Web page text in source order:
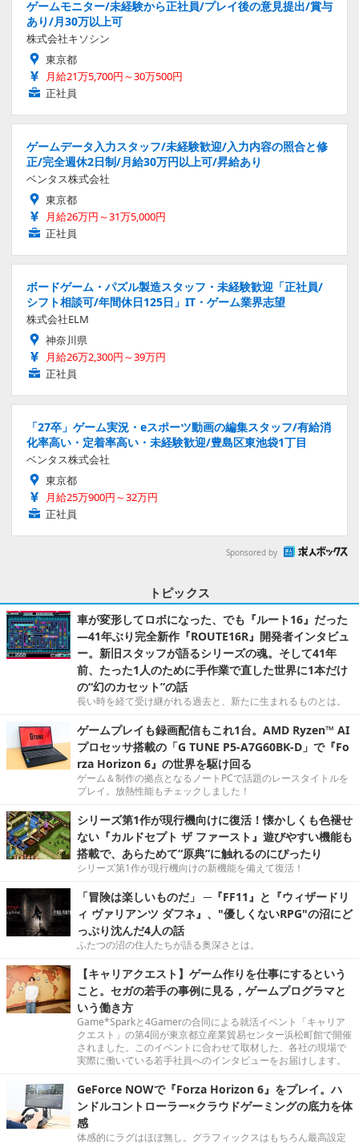
ゲームモニター/未経験から正社員/プレイ後の意見提出/賞与
あり/月30万以上可
株式会社キソシン
東京都
月給21万5,700円～30万500円
正社員
ゲームデータ入力スタッフ/未経験歓迎/入力内容の照合と修
正/完全週休2日制/月給30万円以上可/昇給あり
ベンタス株式会社
東京都
月給26万円～31万5,000円
正社員
ボードゲーム・パズル製造スタッフ・未経験歓迎「正社員/
シフト相談可/年間休日125日」IT・ゲーム業界志望
株式会社ELM
神奈川県
月給26万2,300円～39万円
正社員
「27卒」ゲーム実況・eスポーツ動画の編集スタッフ/有給消
化率高い・定着率高い・未経験歓迎/豊島区東池袋1丁目
ベンタス株式会社
東京都
月給25万900円～32万円
正社員
Sponsored by
トピックス
車が変形してロボになった、でも『ルート16』だった
―41年ぶり完全新作『ROUTE16R』開発者インタビュ
ー。新旧スタッフが語るシリーズの魂。そして41年
前、たった1人のために手作業で直した世界に1本だけ
の“幻のカセット”の話
長い時を経て受け継がれる過去と、新たに生まれるものとは。
ゲームプレイも録画配信もこれ1台。AMD Ryzen™ AI
プロセッサ搭載の「G TUNE P5-A7G60BK-D」で『Fo
rza Horizon 6』の世界を駆け回る
ゲーム＆制作の拠点となるノートPCで話題のレースタイトルを
プレイ。放熱性能もチェックしました！
シリーズ第1作が現行機向けに復活！懐かしくも色褪せ
ない『カルドセプト ザ ファースト』遊びやすい機能も
搭載で、あらためて“原典”に触れるのにぴったり
シリーズ第1作が現行機向けの新機能を備えて復活！
「冒険は楽しいものだ」 ─『FF11』と『ウィザードリ
ィ ヴァリアンツ ダフネ』、"優しくないRPG"の沼にど
っぷり沈んだ4人の話
ふたつの沼の住人たちが語る奥深さとは。
【キャリアクエスト】ゲーム作りを仕事にするという
こと。セガの若手の事例に見る，ゲームプログラマと
いう働き方
Game*Sparkと4Gamerの合同による就活イベント「キャリア
クエスト」の第4回が東京都立産業貿易センター浜松町館で開催
されました。このイベントに合わせて取材した、各社の現場で
実際に働いている若手社員へのインタビューをお届けします。
GeForce NOWで『Forza Horizon 6』をプレイ。ハ
ンドルコントローラー×クラウドゲーミングの底力を体
感
体感的にラグはほぼ無し。グラフィックスはもちろん最高設定